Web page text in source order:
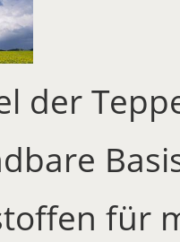
der
für